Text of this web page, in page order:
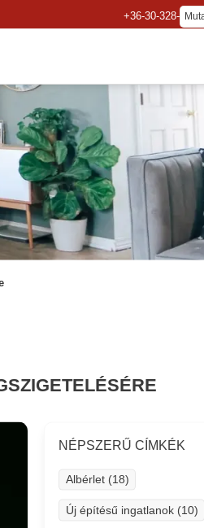
+36-30-328-
NÉPSZERŰ CÍMKÉK
Albérlet (18)
Új építésű ingatlanok (10)